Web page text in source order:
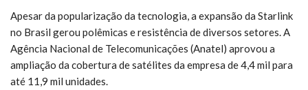
Apesar da popularização da tecnologia, a expansão da Starlink
no Brasil gerou polêmicas e resistência de diversos setores. A
Agência Nacional de Telecomunicações (Anatel) aprovou a
ampliação da cobertura de satélites da empresa de 4,4 mil para
até 11,9 mil unidades.